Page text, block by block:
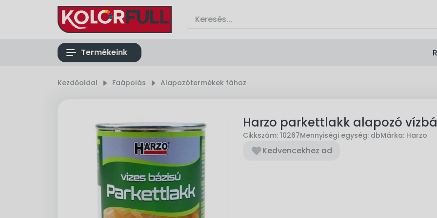
list Termékeink
Kezdőoldal right_small Faápolás right_small Alapozótermékek fához
Harzo parkettlakk alapozó
Cikkszám: 10267Mennyiségi egység: dbMárka: Harzo
Kedvencekhez ad